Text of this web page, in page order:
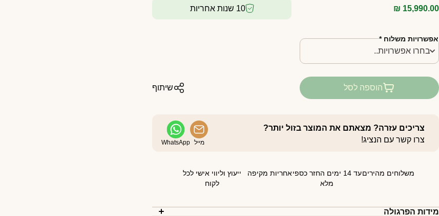
10 שנות אחריות ₪ 15,990.00
אפשרויות משלוח *
הוספה לסל שיתוף
צריכים עזרה? מצאתם את המוצר בזול יותר?
צרו קשר עם הנציג!
מייל WhatsApp
משלוחים מהירים
עד 14 ימים החזר כספי
מלא
אחריות מקיפה
ייעוץ וליווי אישי לכל
לקוח
מידות הפרגולה